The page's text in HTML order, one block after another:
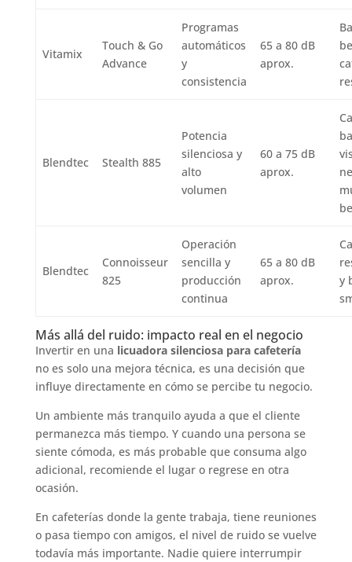
Vitamix
Touch & Go
Advance
Programas
automáticos
y
consistencia
65 a 80 dB
aprox.
Blendtec Stealth 885
Potencia
silenciosa y
alto
volumen
60 a 75 dB
aprox.
Blendtec
Connoisseur
825
Operación
sencilla y
producción
continua
65 a 80 dB
aprox.
y
Más allá del ruido: impacto real en el negocio
Invertir en una licuadora silenciosa para cafetería
no es solo una mejora técnica, es una decisión que
influye directamente en cómo se percibe tu negocio.
Un ambiente más tranquilo ayuda a que el cliente
permanezca más tiempo. Y cuando una persona se
siente cómoda, es más probable que consuma algo
adicional, recomiende el lugar o regrese en otra
ocasión.
En cafeterías donde la gente trabaja, tiene reuniones
o pasa tiempo con amigos, el nivel de ruido se vuelve
todavía más importante. Nadie quiere interrumpir